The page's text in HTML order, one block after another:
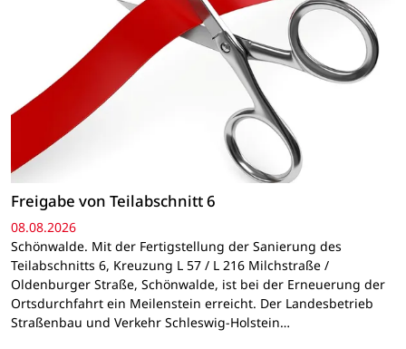
Freigabe von Teilabschnitt 6
08.08.2026
Schönwalde. Mit der Fertigstellung der Sanierung des
Teilabschnitts 6, Kreuzung L 57 / L 216 Milchstraße /
Oldenburger Straße, Schönwalde, ist bei der Erneuerung der
Ortsdurchfahrt ein Meilenstein erreicht. Der Landesbetrieb
Straßenbau und Verkehr Schleswig-Holstein…